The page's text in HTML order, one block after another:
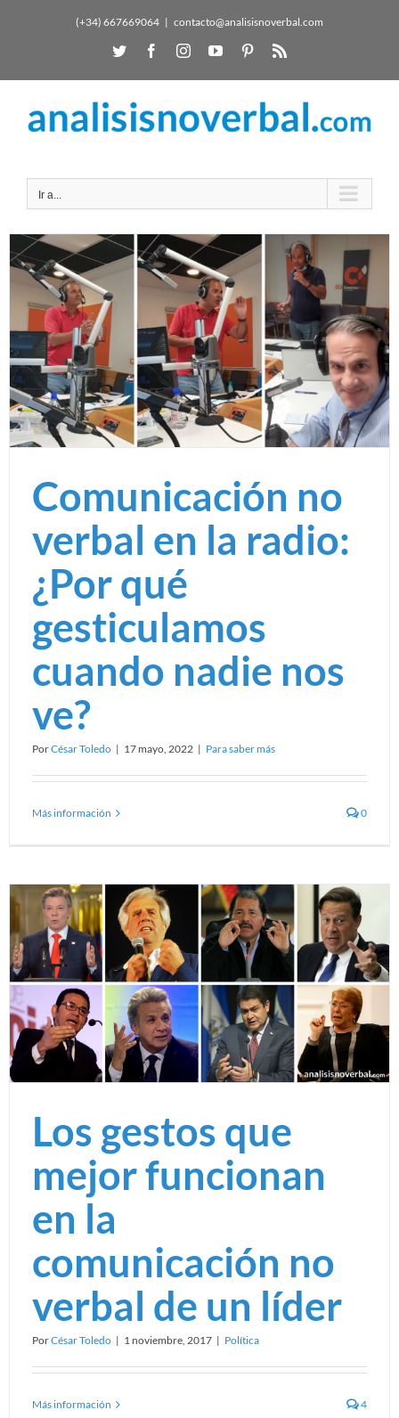
(+34) 667669064 | contacto@analisisnoverbal.com
Ir a...
Comunicación no
verbal en la radio:
¿Por qué
gesticulamos
cuando nadie nos
ve?
PorCésar Toledo | 17 mayo, 2022 | Para saber más
Más información 0
Los gestos que
mejor funcionan
en la
comunicación no
verbal de un líder
PorCésar Toledo | 1 noviembre, 2017 | Política
Más información 4